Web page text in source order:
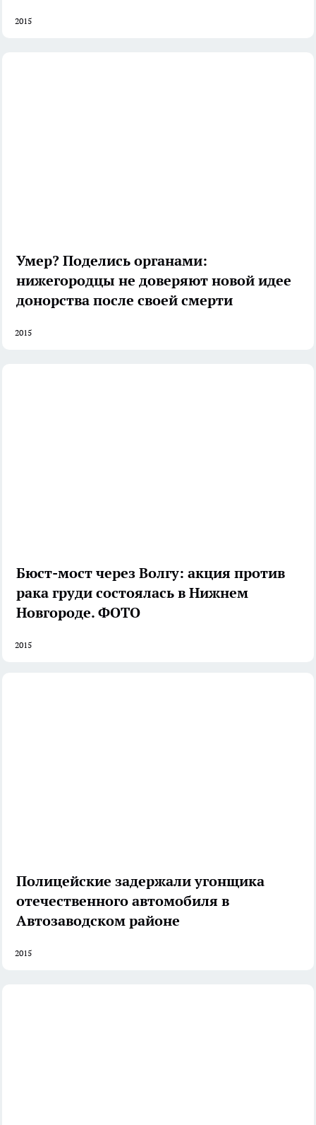
2015
Умер? Поделись органами:
нижегородцы не доверяют новой идее
донорства после своей смерти
2015
Бюст-мост через Волгу: акция против
рака груди состоялась в Нижнем
Новгороде. ФОТО
2015
Полицейские задержали угонщика
отечественного автомобиля в
Автозаводском районе
2015